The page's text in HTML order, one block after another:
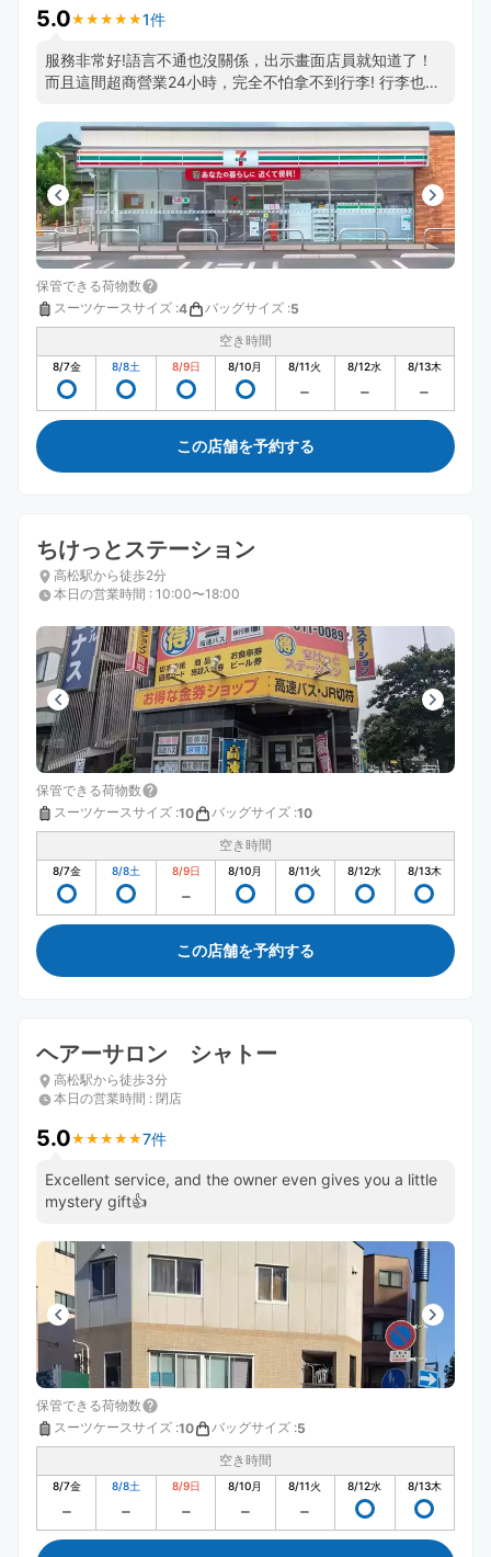
dates.
5.0★ ★ ★ ★ ★
★ ★ ★ ★ ★1件
服務非常好!語言不通也沒關係，出示畫面店員就知道了！
而且這間超商營業24小時，完全不怕拿不到行李! 行李也保
非常方便就在高松車站旁邊!
保管できる荷物数
スーツケースサイズ :4 バッグサイズ :5
空き時間
8/7金 8/8土 8/9日 8/10月 8/11火 8/12水 8/13木
この店舗を予約する
ちけっとステーション
高松駅から徒歩2分
本日の営業時間 : 10:00〜18:00
保管できる荷物数
スーツケースサイズ :10 バッグサイズ :10
空き時間
8/7金 8/8土 8/9日 8/10月 8/11火 8/12水 8/13木
この店舗を予約する
ヘアーサロン シャトー
高松駅から徒歩3分
本日の営業時間 : 閉店
5.0★ ★ ★ ★ ★
★ ★ ★ ★ ★7件
Excellent service, and the owner even gives you a little
mystery gift👍
保管できる荷物数
スーツケースサイズ :10 バッグサイズ :5
空き時間
8/7金 8/8土 8/9日 8/10月 8/11火 8/12水 8/13木